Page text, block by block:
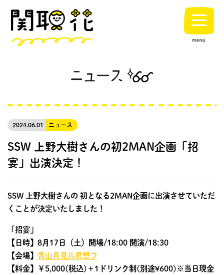
2024.06.01 ニュース
SSW 上野大樹さんの初2MAN企画「招
宴」出演決定！
SSW 上野大樹さんの 初となる2MAN企画に出演させていただ
くことが決定いたしました！
「招宴」
【日時】8月17日（土）開場/18:00 開演/18:30
【会場】 青山月見ル君想フ
【料金】￥5,000(税込)＋1ドリンク制(別途¥600)※当日現金